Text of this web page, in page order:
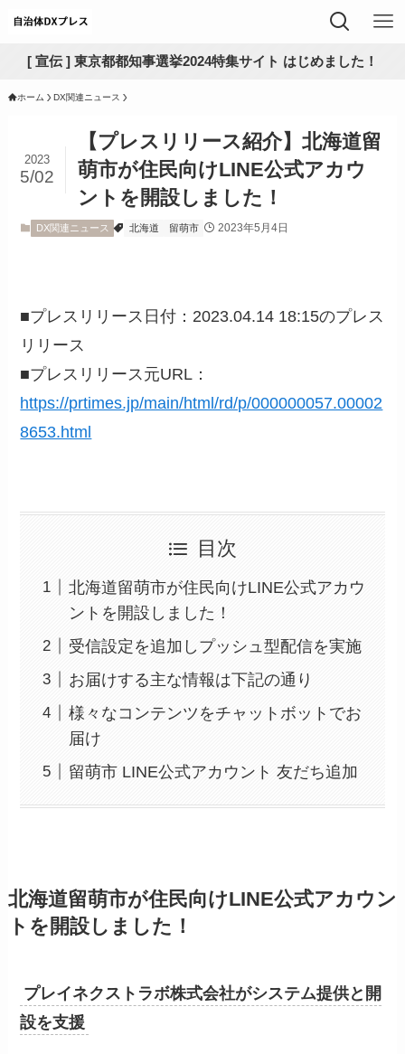
[ 宣伝 ] 東京都都知事選挙2024特集サイト はじめました！
ホーム DX関連ニュース
【プレスリリース紹介】北海道留
萌市が住民向けLINE公式アカウ
ントを開設しました！
2023
5/02
DX関連ニュース 北海道 留萌市 2023年5月4日
■プレスリリース日付：2023.04.14 18:15のプレス
リリース
■プレスリリース元URL：
https://prtimes.jp/main/html/rd/p/000000057.00002
8653.html
目次
北海道留萌市が住民向けLINE公式アカウ
ントを開設しました！
受信設定を追加しプッシュ型配信を実施
お届けする主な情報は下記の通り
様々なコンテンツをチャットボットでお
届け
留萌市 LINE公式アカウント 友だち追加
北海道留萌市が住民向けLINE公式アカウン
トを開設しました！
プレイネクストラボ株式会社がシステム提供と開
設を支援